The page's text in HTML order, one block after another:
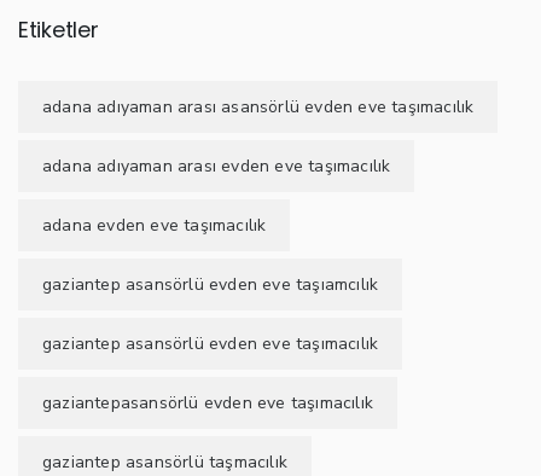
Etiketler
adana adıyaman arası asansörlü evden eve taşımacılık
adana adıyaman arası evden eve taşımacılık
adana evden eve taşımacılık
gaziantep asansörlü evden eve taşıamcılık
gaziantep asansörlü evden eve taşımacılık
gaziantepasansörlü evden eve taşımacılık
gaziantep asansörlü taşmacılık